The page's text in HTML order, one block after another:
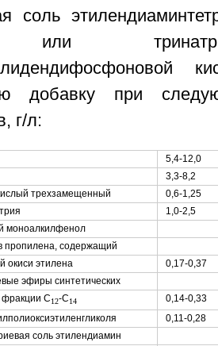
соль
или
добавку при
г/л:
5,4-12,0
3,3-8,2
трехзамещенный
0,6-1,25
1,0-2,5
моноалкилфенол
пропилена, содержащий
окиси этилена
0,17-0,37
эфиры синтетических
фракции С12-С14
0,14-0,33
0,11-0,28
соль этилендиамин